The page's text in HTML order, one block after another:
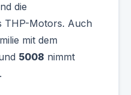
die
THP-Motors. Auch
mit dem
5008 nimmt